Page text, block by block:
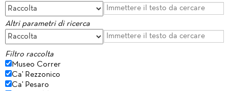
Altri parametri di ricerca
Filtro raccolta
Museo Correr
Ca' Rezzonico
Ca' Pesaro